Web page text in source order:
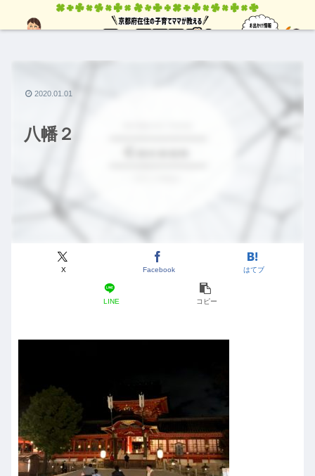
八幡２
X Facebook はてブ
LINE コピー
2020.01.01